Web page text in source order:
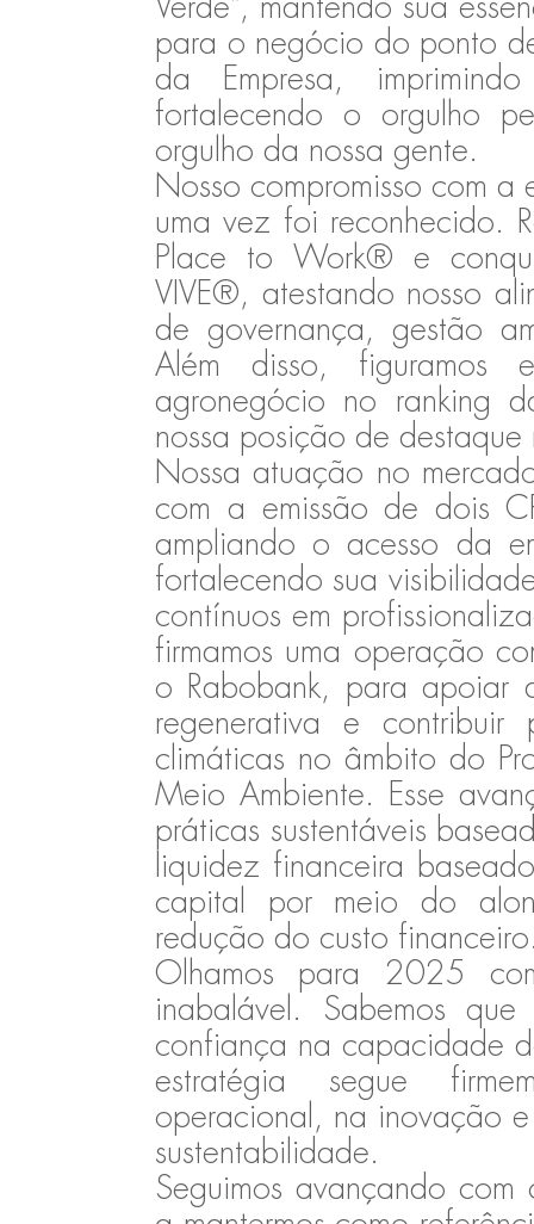
para o negócio do ponto
da Empresa,
fortalecendo o orgulho
orgulho da nossa gente.
Nosso compromisso com a
uma vez foi reconhecido.
Place to Work® e
VIVE®, atestando nosso
de governança, gestão
Além disso, figuramos
agronegócio no ranking
nossa posição de destaque
Nossa atuação no
com a emissão de dois
ampliando o acesso da
fortalecendo sua
contínuos em
firmamos uma operação
o Rabobank, para apoiar
regenerativa e
climáticas no âmbito do
Meio Ambiente. Esse
práticas sustentáveis
liquidez financeira
capital por meio do
redução do custo
Olhamos para 2025
inabalável. Sabemos
confiança na capacidade
estratégia segue
operacional, na inovação
sustentabilidade.
Seguimos avançando